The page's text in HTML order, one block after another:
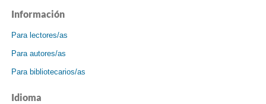
Información
Para lectores/as
Para autores/as
Para bibliotecarios/as
Idioma